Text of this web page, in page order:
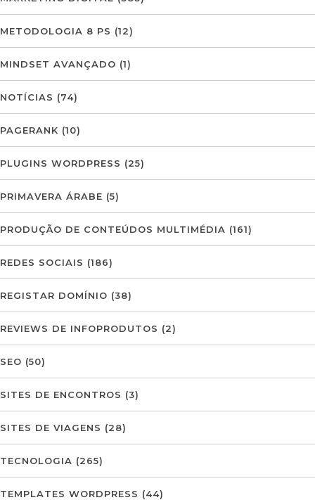
METODOLOGIA 8 PS (12)
MINDSET AVANÇADO (1)
NOTÍCIAS (74)
PAGERANK (10)
PLUGINS WORDPRESS (25)
PRIMAVERA ÁRABE (5)
PRODUÇÃO DE CONTEÚDOS MULTIMÉDIA (161)
REDES SOCIAIS (186)
REGISTAR DOMÍNIO (38)
REVIEWS DE INFOPRODUTOS (2)
SEO (50)
SITES DE ENCONTROS (3)
SITES DE VIAGENS (28)
TECNOLOGIA (265)
TEMPLATES WORDPRESS (44)